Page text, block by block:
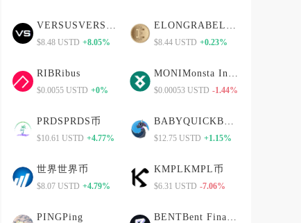
VERSUSVERSUS币
$8.48 USTD +8.05%
ELONGRABELONGRAB币
$8.44 USTD +0.23%
RIBRibus
$0.0055 USTD +0%
MONIMonsta Infinite
$0.00053 USTD -1.44%
PRDSPRDS币
$10.61 USTD +4.77%
BABYQUICKBABYQUICK币
$12.75 USTD +1.15%
世界世界币
$8.07 USTD +4.79%
KMPLKMPL币
$6.31 USTD -7.06%
PINGPing BENTBent Finance